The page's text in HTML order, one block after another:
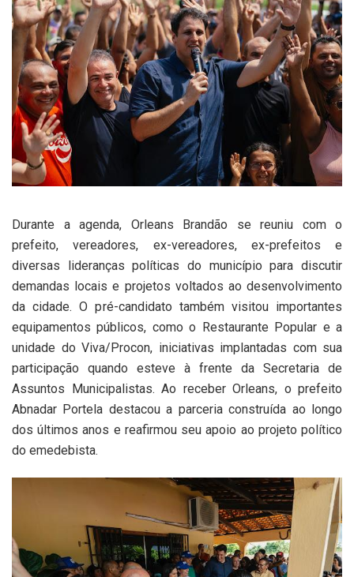
Durante a agenda, Orleans Brandão se reuniu com o
prefeito, vereadores, ex-vereadores, ex-prefeitos e
diversas lideranças políticas do município para discutir
demandas locais e projetos voltados ao desenvolvimento
da cidade. O pré-candidato também visitou importantes
equipamentos públicos, como o Restaurante Popular e a
unidade do Viva/Procon, iniciativas implantadas com sua
participação quando esteve à frente da Secretaria de
Assuntos Municipalistas. Ao receber Orleans, o prefeito
Abnadar Portela destacou a parceria construída ao longo
dos últimos anos e reafirmou seu apoio ao projeto político
do emedebista.